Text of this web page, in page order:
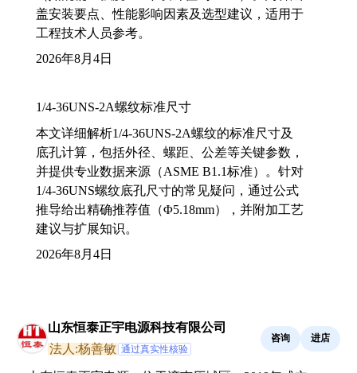
盖安装要点、性能影响因素及选型建议，适用于
工程技术人员参考。
2026年8月4日
1/4-36UNS-2A螺纹标准尺寸
本文详细解析1/4-36UNS-2A螺纹的标准尺寸及
底孔计算，包括外径、螺距、公差等关键参数，
并提供专业数据来源（ASME B1.1标准）。针对
1/4-36UNS螺纹底孔尺寸的常见疑问，通过公式
推导给出精确推荐值（Φ5.18mm），并附加工艺
建议与扩展知识。
2026年8月4日
山东恒泰正宇电源科技有限公司
法人:杨善敏 通过真实性核验
咨询 进店